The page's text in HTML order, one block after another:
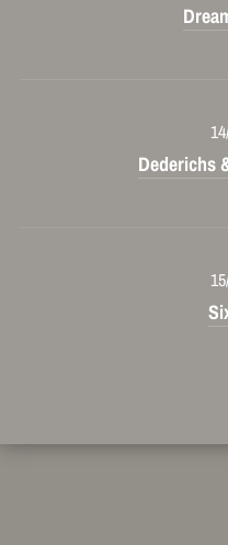
Dederichs